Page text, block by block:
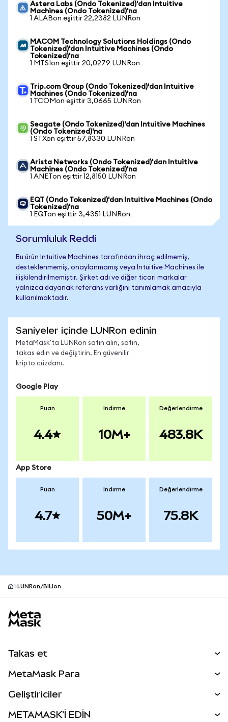
Astera Labs (Ondo Tokenized)'dan Intuitive
Machines (Ondo Tokenized)'na
1 ALABon eşittir 22,2382 LUNRon
MACOM Technology Solutions Holdings (Ondo
Tokenized)'dan Intuitive Machines (Ondo
Tokenized)'na
1 MTSIon eşittir 20,0279 LUNRon
Trip.com Group (Ondo Tokenized)'dan Intuitive
Machines (Ondo Tokenized)'na
1 TCOMon eşittir 3,0665 LUNRon
Seagate (Ondo Tokenized)'dan Intuitive Machines
(Ondo Tokenized)'na
1 STXon eşittir 57,8330 LUNRon
Arista Networks (Ondo Tokenized)'dan Intuitive
Machines (Ondo Tokenized)'na
1 ANETon eşittir 12,8150 LUNRon
EQT (Ondo Tokenized)'dan Intuitive Machines (Ondo
Tokenized)'na
1 EQTon eşittir 3,4351 LUNRon
Sorumluluk Reddi
Bu ürün Intuitive Machines tarafından ihraç edilmemiş,
desteklenmemiş, onaylanmamış veya Intuitive Machines ile
ilişkilendirilmemiştir. Şirket adı ve diğer ticari markalar
yalnızca dayanak referans varlığını tanımlamak amacıyla
kullanılmaktadır.
Saniyeler içinde LUNRon edinin
MetaMask'ta LUNRon satın alın, satın,
takas edin ve değiştirin. En güvenilir
kripto cüzdanı.
Google Play
Puan
4.4
İndirme
10M+
Değerlendirme
483.8K
App Store
Puan
4.7
İndirme
50M+
Değerlendirme
75.8K
LUNRon/BILIon
Takas et
Perps
RWA'lar
MetaMask Para
Geliştiriciler
METAMASK'İ EDİN